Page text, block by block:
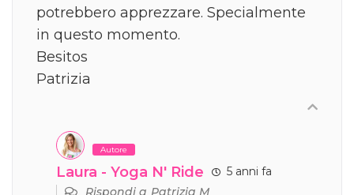
potrebbero apprezzare. Specialmente
in questo momento.
Besitos
Patrizia
Autore
Laura - Yoga N' Ride
5 anni fa
Rispondi aPatrizia M